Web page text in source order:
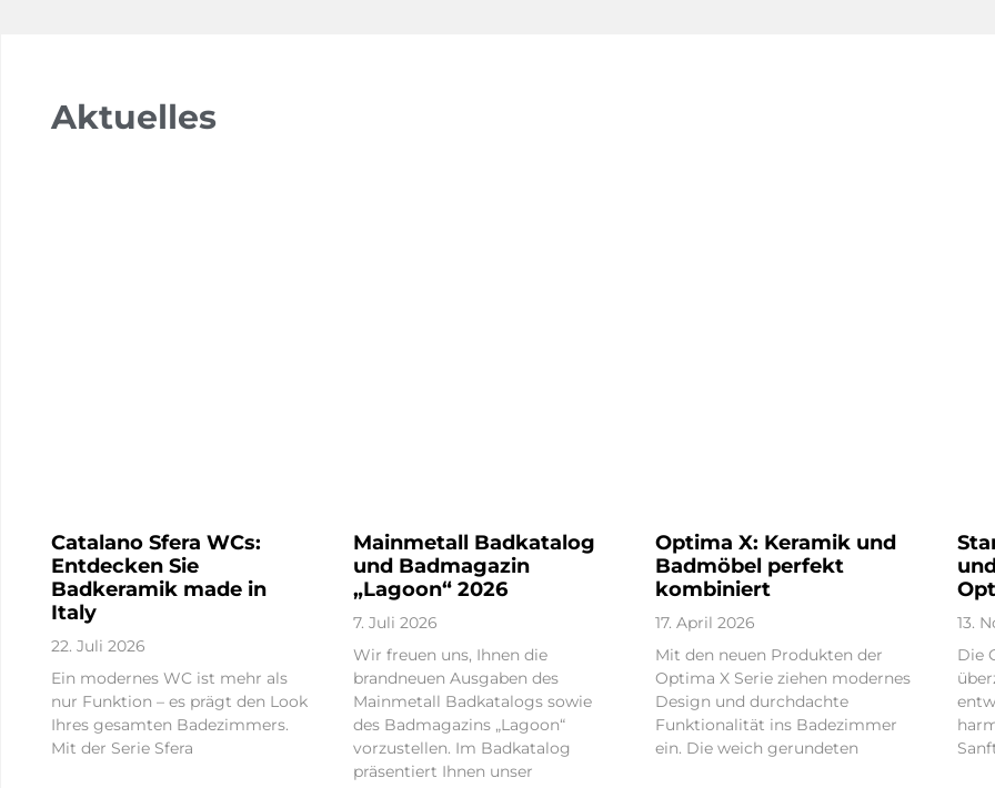
Aktuelles
Catalano Sfera WCs:
Entdecken Sie
Badkeramik made in
Italy
22. Juli 2026
Ein modernes WC ist mehr als
nur Funktion – es prägt den Look
Ihres gesamten Badezimmers.
Mit der Serie Sfera
Mainmetall Badkatalog
und Badmagazin
„Lagoon“ 2026
7. Juli 2026
Wir freuen uns, Ihnen die
brandneuen Ausgaben des
Mainmetall Badkatalogs sowie
des Badmagazins „Lagoon“
vorzustellen. Im Badkatalog
präsentiert Ihnen unser
Optima X: Keramik und
Badmöbel perfekt
kombiniert
17. April 2026
Mit den neuen Produkten der
Optima X Serie ziehen modernes
Design und durchdachte
Funktionalität ins Badezimmer
ein. Die weich gerundeten
13.
Die